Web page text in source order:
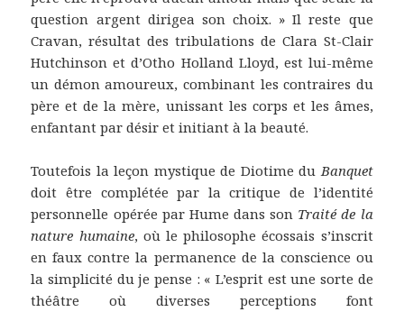
question argent dirigea son choix. » Il reste que
Cravan, résultat des tribulations de Clara St-Clair
Hutchinson et d’Otho Holland Lloyd, est lui-même
un démon amoureux, combinant les contraires du
père et de la mère, unissant les corps et les âmes,
enfantant par désir et initiant à la beauté.
Toutefois la leçon mystique de Diotime duBanquet
doit être complétée par la critique de l’identité
personnelle opérée par Hume dans son Traité de la
nature humaine, où le philosophe écossais s’inscrit
en faux contre la permanence de la conscience ou
la simplicité du je pense : « L’esprit est une sorte de
théâtre où diverses perceptions font